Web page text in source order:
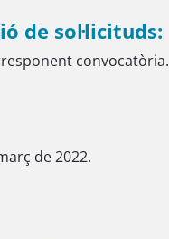
de sol·licituds:
convocatòria.
de 2022.